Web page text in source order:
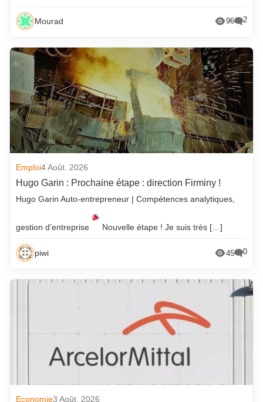
Mourad 96 2
Emploi4 Août. 2026
Hugo Garin : Prochaine étape : direction Firminy !
Hugo Garin Auto-entrepreneur | Compétences analytiques,
gestion d’entreprise Nouvelle étape ! Je suis très […]
piwi 45 0
Economie3 Août. 2026